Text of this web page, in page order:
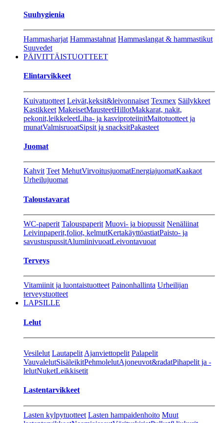
Suuhygienia
Hammasharjat Hammastahnat Hammaslangat & hammastikut
Suuvedet
PÄIVITTÄISTUOTTEET
Elintarvikkeet
Kuivatuotteet Leivät,keksit&leivonnaiset Texmex Säilykkeet
Kastikkeet MakeisetMausteetHillotMakkarat, nakit,
pekonit,leikkeleetLiha- ja kasviproteiinitMaitotuotteet ja
munatValmisruoatSipsit ja snacksitPakasteet
Juomat
Kahvit Teet MehutVirvoitusjuomatEnergiajuomatKaakaot
Urheilujuomat
Taloustavarat
WC-paperit Talouspaperit Muovi- ja biopussit Nenäliinat
Leivinpaperit,foliot, kelmutKertakäyttöastiatPaisto- ja
savustuspussitAlumiinivuoatLeivontavuoat
Terveys
Vitamiinit ja luontaistuotteet Painonhallinta Urheilijan
terveystuotteet
LAPSILLE
Lelut
Vesilelut Lautapelit Ajanviettopelit Palapelit
VauvalelutSisäleikitPehmolelutAjoneuvot&radatPihapelit ja -
lelutNuketLeikkisetit
Lastentarvikkeet
Lasten kylpytuotteet Lasten hampaidenhoito Muut